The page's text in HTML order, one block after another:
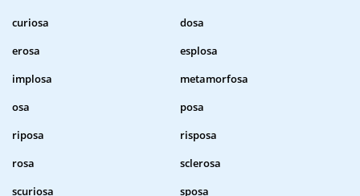
curiosa
dosa
erosa
esplosa
implosa
metamorfosa
osa
posa
riposa
risposa
rosa
sclerosa
scuriosa
sposa